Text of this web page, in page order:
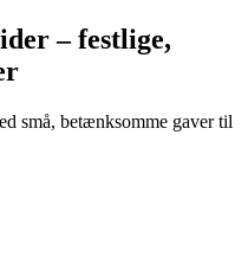
– festlige,
små, betænksomme gaver til